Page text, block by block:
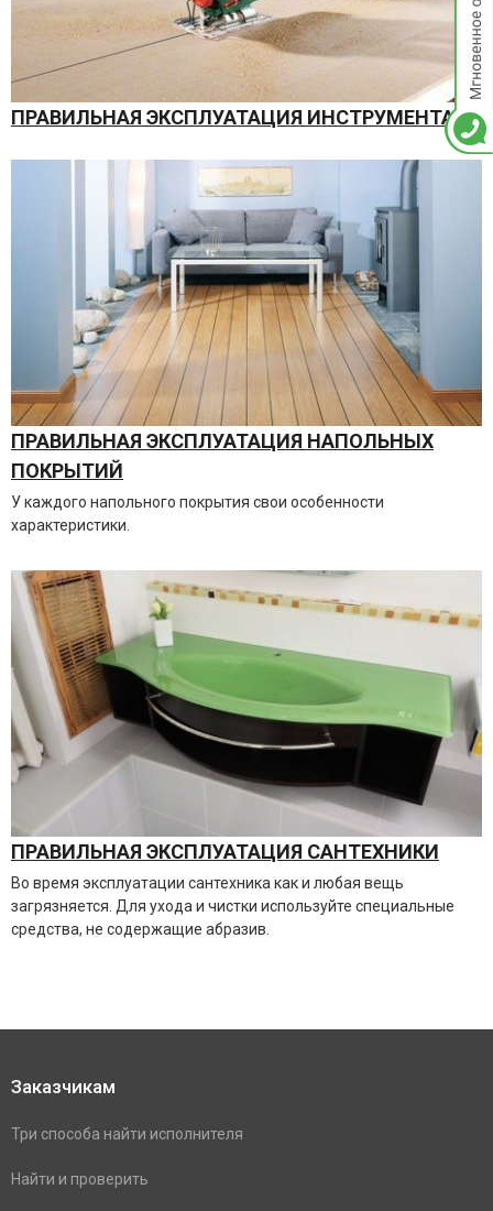
ПРАВИЛЬНАЯ ЭКСПЛУАТАЦИЯ ИНСТРУМЕНТА
ПРАВИЛЬНАЯ ЭКСПЛУАТАЦИЯ НАПОЛЬНЫХ
ПОКРЫТИЙ
У каждого напольного покрытия свои особенности
характеристики.
ПРАВИЛЬНАЯ ЭКСПЛУАТАЦИЯ САНТЕХНИКИ
Во время эксплуатации сантехника как и любая вещь
загрязняется. Для ухода и чистки используйте специальные
средства, не содержащие абразив.
Заказчикам
Три способа найти исполнителя
Найти и проверить